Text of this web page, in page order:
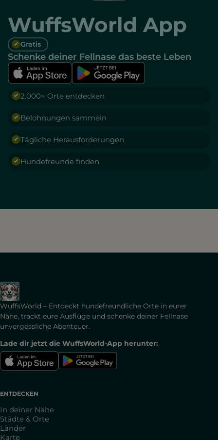
WuffsWorld App
Gratis
Schenke deiner Fellnase das beste Leben
2.000+ Orte entdecken
Belohnungen sammeln
Tägliche Herausforderungen
Hundefreunde finden
WuffsWorld – Entdeckt hundefreundliche Orte in eurer
Nähe, trackt eure Ausflüge und schenke deiner Fellnase
unvergessliche Abenteuer.
Lade dir jetzt die WuffsWorld-App herunter:
ENTDECKEN
In deiner Nähe
Städte & Orte
Länder
Karte